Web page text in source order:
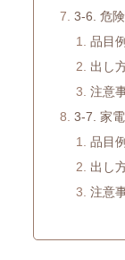
3-6. 危
品目例
出し
注意
3-7. 家
品目例
出し
注意